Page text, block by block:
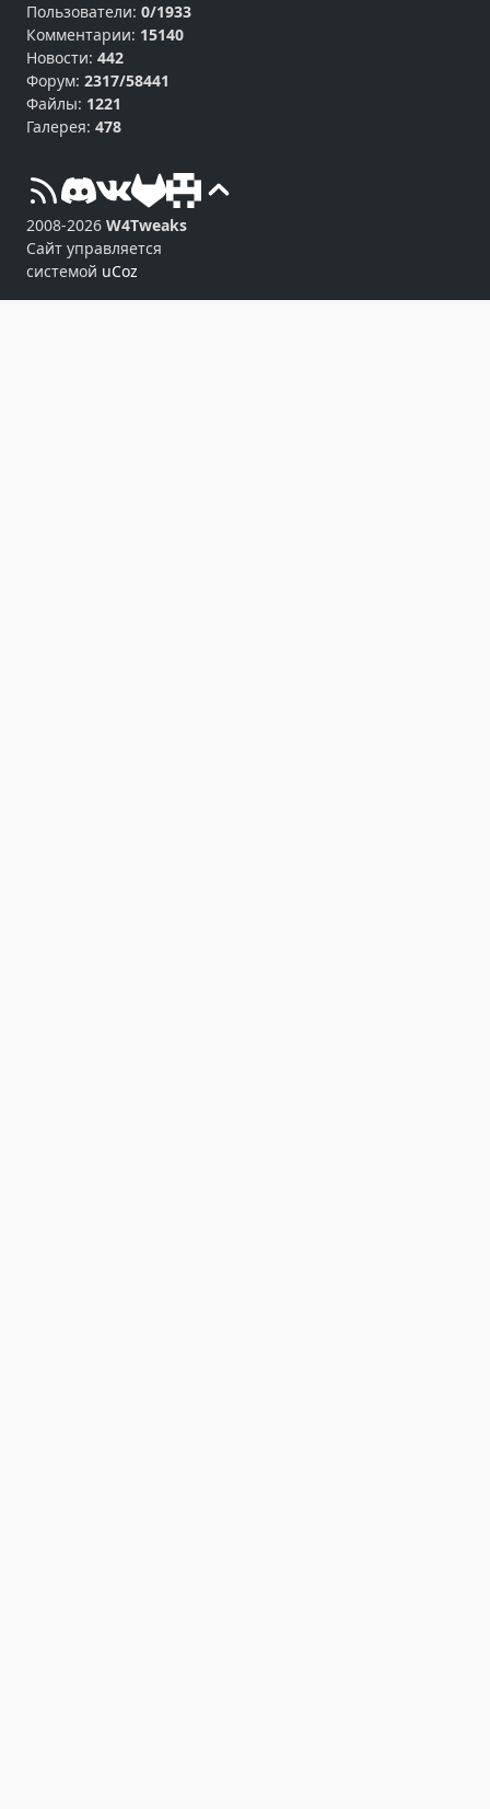
Пользователи: 0/1933
Комментарии: 15140
Новости: 442
Форум: 2317/58441
Файлы: 1221
Галерея: 478
2008-2026 W4Tweaks
Сайт управляется
системой uCoz